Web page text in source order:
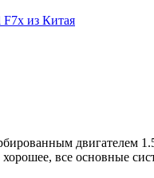
из Китая
двигателем
все основные